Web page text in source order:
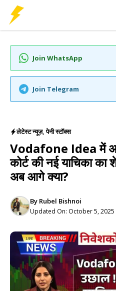
content
Join WhatsApp
Join Telegram
लेटेस्ट न्यूज़,पेनी स्टॉक्स
Vodafone Idea में
कोर्ट की नई याचिका
अब आगे क्या?
By Rubel Bishnoi
Updated On: October 5, 2025